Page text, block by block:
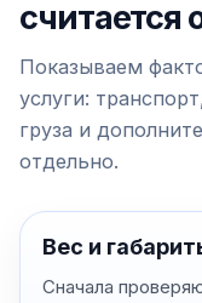
считается
Показываем
услуги:
груза и
отдельно.
Вес и
Сначала